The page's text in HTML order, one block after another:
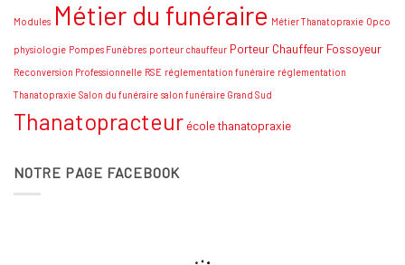
Modules Métier du funéraire Métier Thanatopraxie Opco
physiologie Pompes Funèbres porteur chauffeur Porteur Chauffeur Fossoyeur
Reconversion Professionnelle RSE réglementation funéraire réglementation
Thanatopraxie Salon du funéraire salon funéraire Grand Sud
Thanatopracteur école thanatopraxie
NOTRE PAGE FACEBOOK